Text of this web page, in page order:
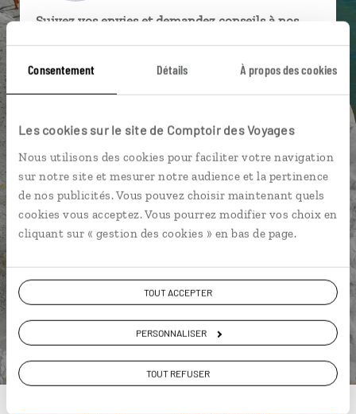
Consentement Détails À propos des cookies
Les cookies sur le site de Comptoir des Voyages
Nous utilisons des cookies pour faciliter votre navigation
sur notre site et mesurer notre audience et la pertinence
de nos publicités. Vous pouvez choisir maintenant quels
cookies vous acceptez. Vous pourrez modifier vos choix en
cliquant sur « gestion des cookies » en bas de page.
TOUT ACCEPTER
PERSONNALISER
TOUT REFUSER
Suivez vos envies et demandez conseils à nos
Ils sauront organiser votre itinéraire au plus
près de vos envies et de la réalité du pays.
connectés en agence, mais aussi par email ou
téléphone.
Vous gardez le même interlocuteur avant,
pendant et après votre voyage.
DEMANDER UN DEVIS
ou
Construisez votre voyage avec un spécialiste Italie
01 85 08 22 97